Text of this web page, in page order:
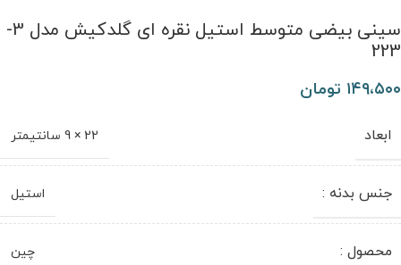
سینی بیضی متوسط استیل نقره ای گلدکیش مدل 3-
223
۱۴۹،۵۰۰ تومان
ابعاد 22 × 9 سانتیمتر
جنس بدنه : استیل
محصول : چین